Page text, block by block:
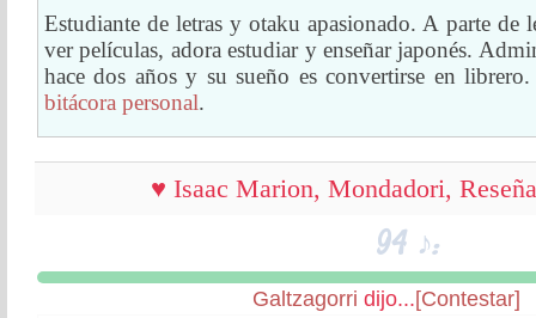
Estudiante de letras y otaku apasionado. A parte de
ver películas, adora estudiar y enseñar japonés.
hace dos años y su sueño es convertirse en
bitácora personal.
♥ Isaac Marion, Mondadori,
94 ♪:
Galtzagorri dijo...[Contestar]